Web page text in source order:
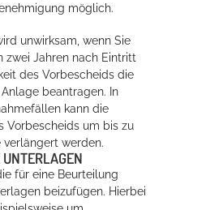
möglich.
unwirksam, wenn Sie
zwei Jahren nach Eintritt
des Vorbescheids die
beantragen. In
kann die
Vorbescheids um bis zu
verlängert werden.
für eine Beurteilung
beizufügen. Hierbei